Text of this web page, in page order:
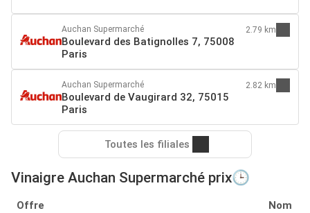
Auchan Supermarché
Boulevard des Batignolles 7, 75008
Paris
2.79 km
Auchan Supermarché
Boulevard de Vaugirard 32, 75015
Paris
2.82 km
Toutes les filiales
Vinaigre Auchan Supermarché prix🕒
Offre Nom